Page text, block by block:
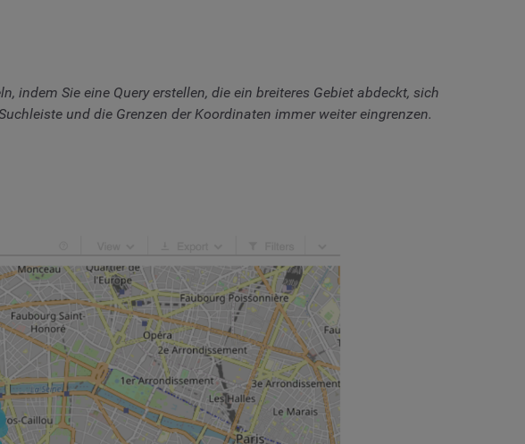
indem Sie eine Query erstellen, die ein breiteres Gebiet abdeckt, sich
und die Grenzen der Koordinaten immer weiter eingrenzen.